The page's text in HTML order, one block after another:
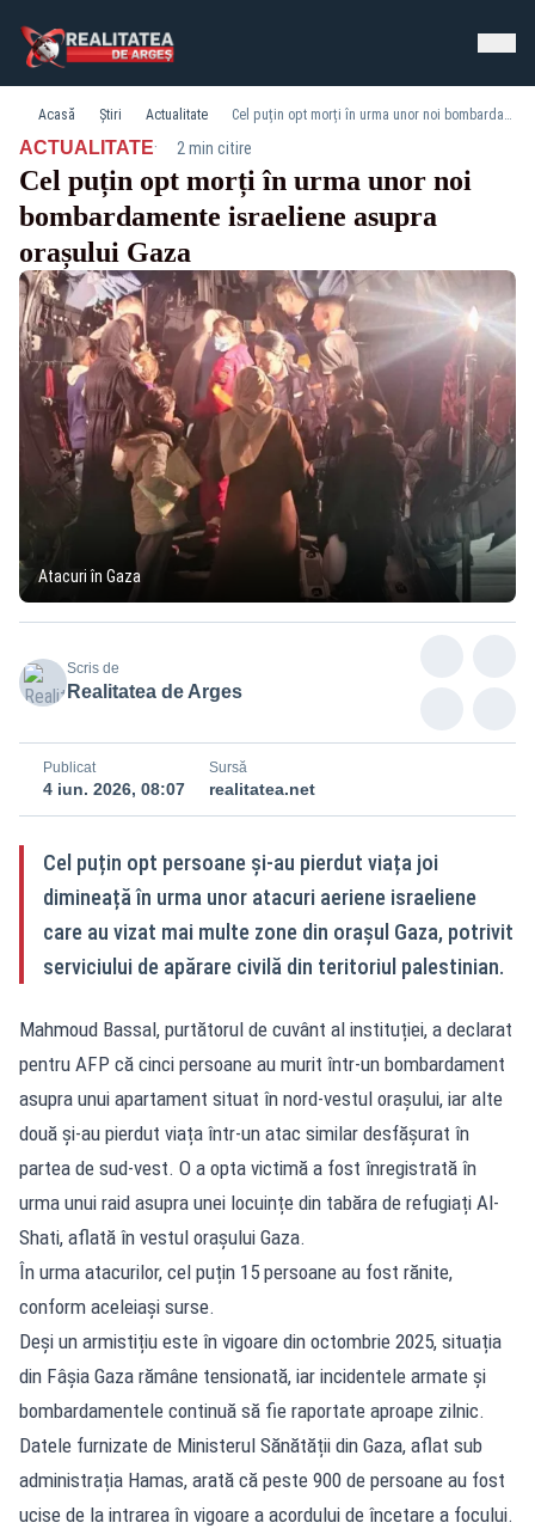
Acasă Știri Actualitate Cel puțin opt morți în urma unor noi bombardamente israeliene asupra orașului Gaza
ACTUALITATE· 2 min citire
Cel puțin opt morți în urma unor noi
bombardamente israeliene asupra
orașului Gaza
Atacuri în Gaza
Scris de
Realitatea de Arges
Publicat
4 iun. 2026, 08:07
Sursă
realitatea.net
Cel puțin opt persoane și-au pierdut viața joi
dimineață în urma unor atacuri aeriene israeliene
care au vizat mai multe zone din orașul Gaza, potrivit
serviciului de apărare civilă din teritoriul palestinian.
Mahmoud Bassal, purtătorul de cuvânt al instituției, a declarat
pentru AFP că cinci persoane au murit într-un bombardament
asupra unui apartament situat în nord-vestul orașului, iar alte
două și-au pierdut viața într-un atac similar desfășurat în
partea de sud-vest. O a opta victimă a fost înregistrată în
urma unui raid asupra unei locuințe din tabăra de refugiați Al-
Shati, aflată în vestul orașului Gaza.
În urma atacurilor, cel puțin 15 persoane au fost rănite,
conform aceleiași surse.
Deși un armistițiu este în vigoare din octombrie 2025, situația
din Fâșia Gaza rămâne tensionată, iar incidentele armate și
bombardamentele continuă să fie raportate aproape zilnic.
Datele furnizate de Ministerul Sănătății din Gaza, aflat sub
administrația Hamas, arată că peste 900 de persoane au fost
ucise de la intrarea în vigoare a acordului de încetare a focului.